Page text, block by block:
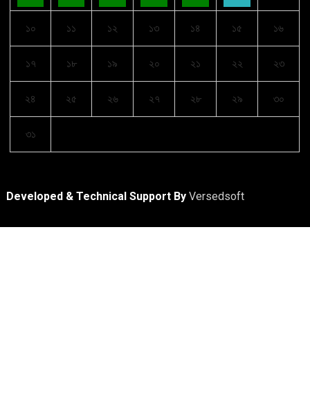
১০ ১১ ১২ ১৩ ১৪ ১৫ ১৬
১৭ ১৮ ১৯ ২০ ২১ ২২ ২৩
২৪ ২৫ ২৬ ২৭ ২৮ ২৯ ৩০
৩১
Developed & Technical Support ByVersedsoft